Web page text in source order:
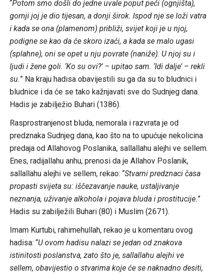
“Potom smo došli do jedne uvale poput peći (ognjišta),
gornji joj je dio tijesan, a donji širok. Ispod nje se loži vatra
i kada se ona (plamenom) približi, svijet koji je u njoj,
podigne se kao da će skoro izaći, a kada se malo ugasi
(splahne), oni se opet u nju povrate (naniže). U njoj su i
ljudi i žene goli. ‘Ko su ovi?’ – upitao sam. ‘Idi dalje’ – rekli
su.” Na kraju hadisa obavijestili su ga da su to bludnici i
bludnice i da će se tako kažnjavati sve do Sudnjeg dana.
Hadis je zabilježio Buhari (1386).
Rasprostranjenost bluda, nemorala i razvrata je od
predznaka Sudnjeg dana, kao što na to upućuje nekolicina
predaja od Allahovog Poslanika, sallallahu alejhi ve sellem.
Enes, radijallahu anhu, prenosi da je Allahov Poslanik,
sallallahu alejhi ve sellem, rekao: “Stvarni predznaci časa
propasti svijeta su: iščezavanje nauke, ustaljivanje
neznanja, uživanje alkohola i pojava bluda i prostitucije.”
Hadis su zabilježili Buhari (80) i Muslim (2671).
Imam Kurtubi, rahimehullah, rekao je u komentaru ovog
hadisa: “U ovom hadisu nalazi se jedan od znakova
istinitosti poslanstva, zato što je, sallallahu alejhi ve
sellem, obavijestio o stvarima koje će se naknadno desiti,